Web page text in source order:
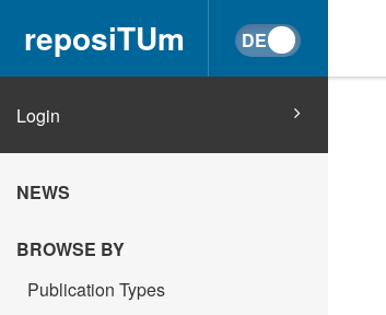
reposiTUm
Login
NEWS
BROWSE BY
Publication Types